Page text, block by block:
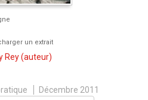
un extrait
Rey(auteur)
Décembre 2011